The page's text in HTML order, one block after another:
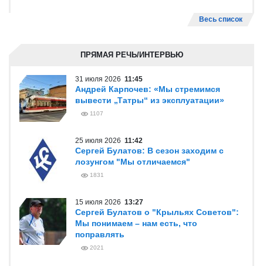
Весь список
ПРЯМАЯ РЕЧЬ/ИНТЕРВЬЮ
31 июля 2026 11:45
Андрей Карпочев: «Мы стремимся
вывести „Татры“ из эксплуатации»
1107
25 июля 2026 11:42
Сергей Булатов: В сезон заходим с
лозунгом "Мы отличаемся"
1831
15 июля 2026 13:27
Сергей Булатов о "Крыльях Советов":
Мы понимаем – нам есть, что
поправлять
2021